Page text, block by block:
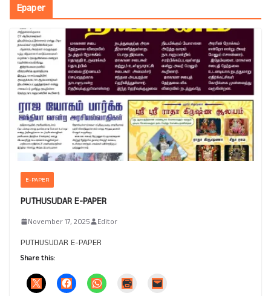
Epaper
E-PAPER
PUTHUSUDAR E-PAPER
November 17, 2025 Editor
PUTHUSUDAR E-PAPER
Share this: